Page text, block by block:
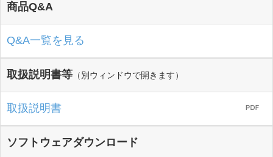
商品Q&A
Q&A一覧を見る
取扱説明書等 （別ウィンドウで開きます）
取扱説明書
ソフトウェアダウンロード